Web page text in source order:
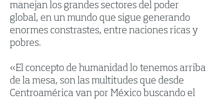
manejan los grandes sectores del poder
global, en un mundo que sigue generando
enormes constrastes, entre naciones ricas y
pobres.
«El concepto de humanidad lo tenemos arriba
de la mesa, son las multitudes que desde
Centroamérica van por México buscando el